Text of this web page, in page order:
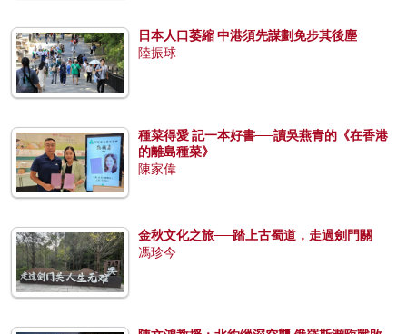
日本人口萎縮 中港須先謀劃免步其後塵
陸振球
種菜得愛 記一本好書──讀吳燕青的《在香港
的離島種菜》
陳家偉
金秋文化之旅──踏上古蜀道，走過劍門關
馮珍今